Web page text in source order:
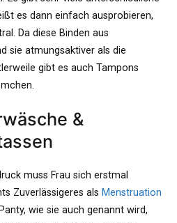
es dann einfach ausprobieren,
Da diese Binden aus
sie atmungsaktiver als die
gibt es auch Tampons
&
muss Frau sich erstmal
Zuverlässigeres als Menstruation
wie sie auch genannt wird,